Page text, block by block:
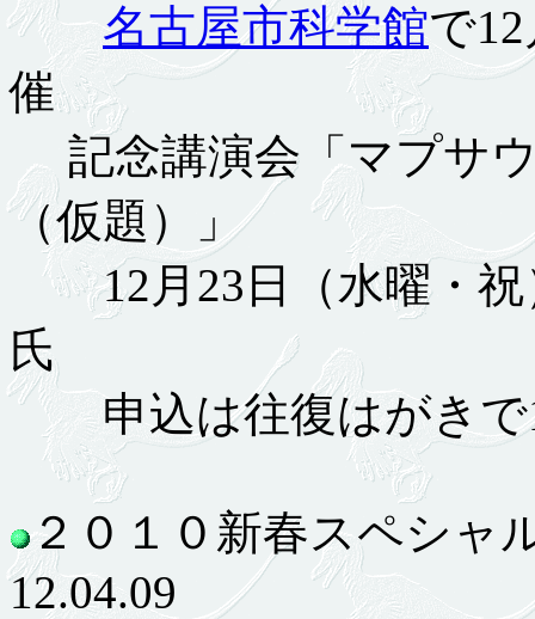
名古屋市科学館で
催
記念講演会「マプサ
（仮題）」
12月23日（水曜・祝
氏
申込は往復はがきで
２０１０新春スペシ
12.04.09